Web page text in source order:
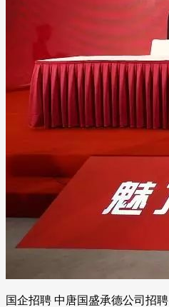
国企招聘 中唐国盛承德公司招聘